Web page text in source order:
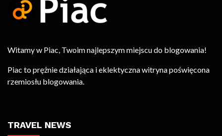
Witamy w Piac, Twoim najlepszym miejscu do blogowania!
Piac to prężnie działająca i eklektyczna witryna poświęcona
rzemiosłu blogowania.
TRAVEL NEWS